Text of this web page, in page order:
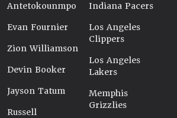
Antetokounmpo
Evan Fournier
Zion Williamson
Devin Booker
Jayson Tatum
Russell
Indiana Pacers
Los Angeles
Clippers
Los Angeles
Lakers
Memphis
Grizzlies